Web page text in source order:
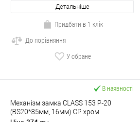
Детальніше
Придбати в 1 клік
До порівняння
У обране
В наявності
Механізм замка CLASS 153 P-20
(BS20*85мм, 16мм) CP хром